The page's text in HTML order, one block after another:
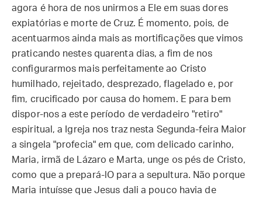
agora é hora de nos unirmos a Ele em suas dores
expiatórias e morte de Cruz. É momento, pois, de
acentuarmos ainda mais as mortificações que vimos
praticando nestes quarenta dias, a fim de nos
configurarmos mais perfeitamente ao Cristo
humilhado, rejeitado, desprezado, flagelado e, por
fim, crucificado por causa do homem. E para bem
dispor-nos a este período de verdadeiro "retiro"
espiritual, a Igreja nos traz nesta Segunda-feira Maior
a singela "profecia" em que, com delicado carinho,
Maria, irmã de Lázaro e Marta, unge os pés de Cristo,
como que a prepará-lO para a sepultura. Não porque
Maria intuísse que Jesus dali a pouco havia de